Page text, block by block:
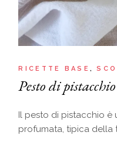
RICETTE BASE
Pesto di pistacchio
Il pesto di pistacchio è
profumata, tipica della